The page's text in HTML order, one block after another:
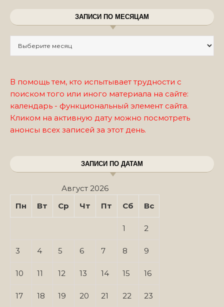
ЗАПИСИ ПО МЕСЯЦАМ
В помощь тем, кто испытывает трудности с
поиском того или иного материала на сайте:
календарь - функциональный элемент сайта.
Кликом на активную дату можно посмотреть
анонсы всех записей за этот день.
ЗАПИСИ ПО ДАТАМ
Август 2026
Пн
Вт Ср Чт Пт Сб Вс
1 2
3 4 5 6 7 8 9
10 11 12 13 14 15 16
17 18 19 20 21 22 23